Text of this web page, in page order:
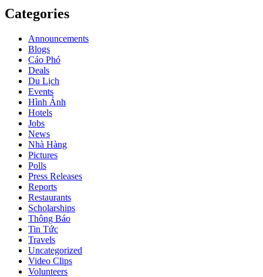
Categories
Announcements
Blogs
Cáo Phó
Deals
Du Lịch
Events
Hình Ảnh
Hotels
Jobs
News
Nhà Hàng
Pictures
Polls
Press Releases
Reports
Restaurants
Scholarships
Thông Báo
Tin Tức
Travels
Uncategorized
Video Clips
Volunteers